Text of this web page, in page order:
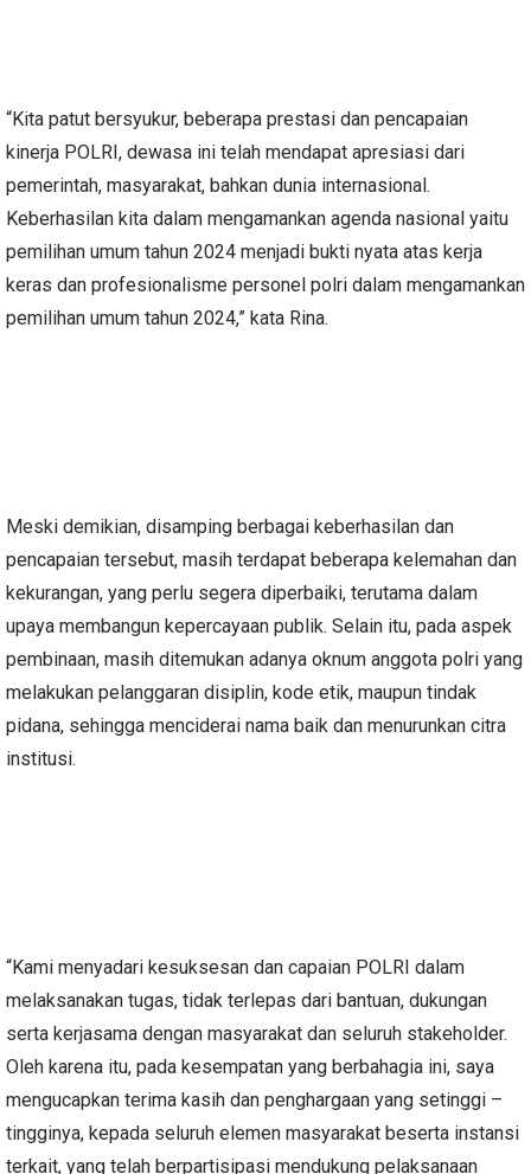
“Kita patut bersyukur, beberapa prestasi dan pencapaian
kinerja POLRI, dewasa ini telah mendapat apresiasi dari
pemerintah, masyarakat, bahkan dunia internasional.
Keberhasilan kita dalam mengamankan agenda nasional yaitu
pemilihan umum tahun 2024 menjadi bukti nyata atas kerja
keras dan profesionalisme personel polri dalam mengamankan
pemilihan umum tahun 2024,” kata Rina.
Meski demikian, disamping berbagai keberhasilan dan
pencapaian tersebut, masih terdapat beberapa kelemahan dan
kekurangan, yang perlu segera diperbaiki, terutama dalam
upaya membangun kepercayaan publik. Selain itu, pada aspek
pembinaan, masih ditemukan adanya oknum anggota polri yang
melakukan pelanggaran disiplin, kode etik, maupun tindak
pidana, sehingga menciderai nama baik dan menurunkan citra
institusi.
“Kami menyadari kesuksesan dan capaian POLRI dalam
melaksanakan tugas, tidak terlepas dari bantuan, dukungan
serta kerjasama dengan masyarakat dan seluruh stakeholder.
Oleh karena itu, pada kesempatan yang berbahagia ini, saya
mengucapkan terima kasih dan penghargaan yang setinggi –
tingginya, kepada seluruh elemen masyarakat beserta instansi
terkait, yang telah berpartisipasi mendukung pelaksanaan